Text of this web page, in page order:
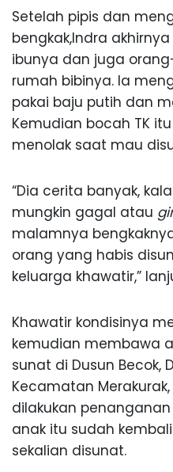
Setelah pipis dan
bengkak,Indra
ibunya dan juga
rumah bibinya. Ia
pakai baju putih dan
Kemudian bocah TK
menolak saat mau
“Dia cerita banyak,
mungkin gagal atau
malamnya
orang yang habis
keluarga khawatir,”
Khawatir kondisinya
kemudian membawa
sunat di Dusun Becok,
Kecamatan
dilakukan
anak itu sudah
sekalian disunat.